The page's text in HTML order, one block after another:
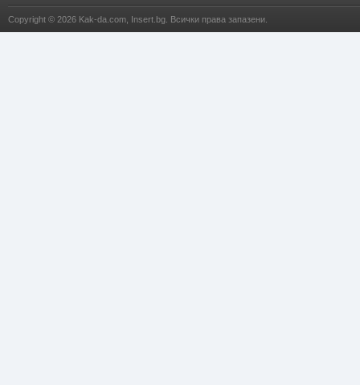
Copyright © 2026 Kak-da.com Insert.bg . Всички права запазени.